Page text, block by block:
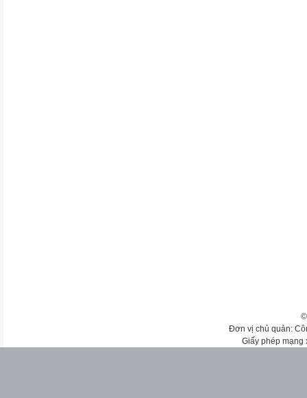
Đơn vị chủ quản:
Giấy phép mạng